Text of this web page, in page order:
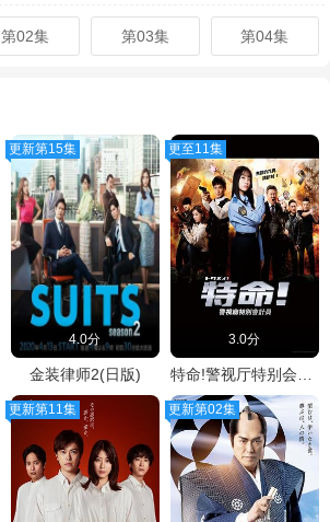
第02集 第03集 第04集
更新第15集
4.0分
金装律师2(日版)
更至11集
3.0分
更新第11集 更新第02集